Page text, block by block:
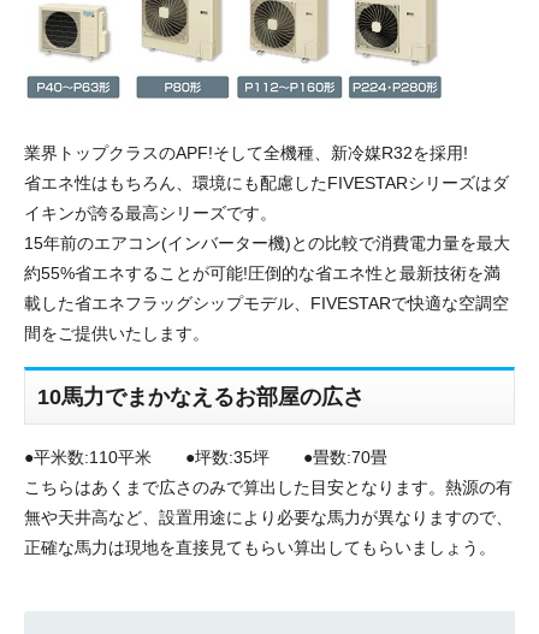
業界トップクラスのAPF!そして全機種、新冷媒R32を採用!
省エネ性はもちろん、環境にも配慮したFIVESTARシリーズはダ
イキンが誇る最高シリーズです。
15年前のエアコン(インバーター機)との比較で消費電力量を最大
約55%省エネすることが可能!圧倒的な省エネ性と最新技術を満
載した省エネフラッグシップモデル、FIVESTARで快適な空調空
間をご提供いたします。
10馬力でまかなえるお部屋の広さ
●平米数:110平米 ●坪数:35坪 ●畳数:70畳
こちらはあくまで広さのみで算出した目安となります。熱源の有
無や天井高など、設置用途により必要な馬力が異なりますので、
正確な馬力は現地を直接見てもらい算出してもらいましょう。